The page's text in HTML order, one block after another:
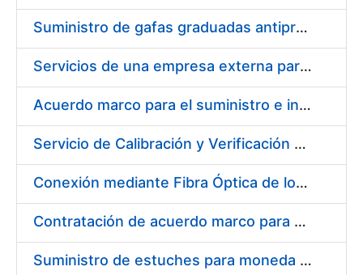
Suministro de gafas graduadas antiproyecciones para los trabajadores de la FNMT-RCM en los centros de trabajo de Madrid y Burgos
Servicios de una empresa externa para el asesoramiento y resolución de los recursos de alzada que se presentan relacionados con procesos de selección para la FNMT-RCM
Acuerdo marco para el suministro e instalación de persianas, estores y otros complementos
Servicio de Calibración y Verificación Externa de los Equipos de Medición del Servicio de Prevención de la FNMT-RCM
Conexión mediante Fibra Óptica de los Centros de Proceso de Datos (CPDs) de las sedes de la FNMT-RCM de Burgos y Madrid
Contratación de acuerdo marco para el Suministro de Material de Electricidad para la Fábrica Nacional de Moneda y Timbre-Real Casa de la Moneda en su centro de trabajo de Burgos
Suministro de estuches para moneda de 30 €